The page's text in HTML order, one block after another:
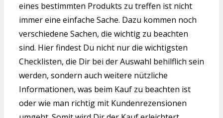
eines bestimmten Produkts zu treffen ist nicht
immer eine einfache Sache. Dazu kommen noch
verschiedene Sachen, die wichtig zu beachten
sind. Hier findest Du nicht nur die wichtigsten
Checklisten, die Dir bei der Auswahl behilflich sein
werden, sondern auch weitere nützliche
Informationen, was beim Kauf zu beachten ist
oder wie man richtig mit Kundenrezensionen